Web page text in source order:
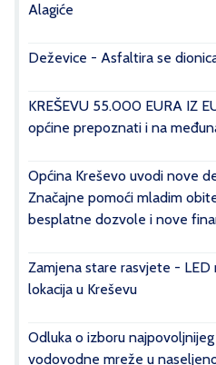
Alagiće
Deževice - Asfaltira se
KREŠEVU 55.000 EURA IZ
općine prepoznati i na
Općina Kreševo uvodi nove
Značajne pomoći mladim
besplatne dozvole i nove
Zamjena stare rasvjete - LED
lokacija u Kreševu
Odluka o izboru
vodovodne mreže u